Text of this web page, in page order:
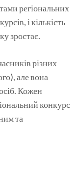
регіональних
і кількість
зростає.
різних
але вона
Кожен
конкурс
та